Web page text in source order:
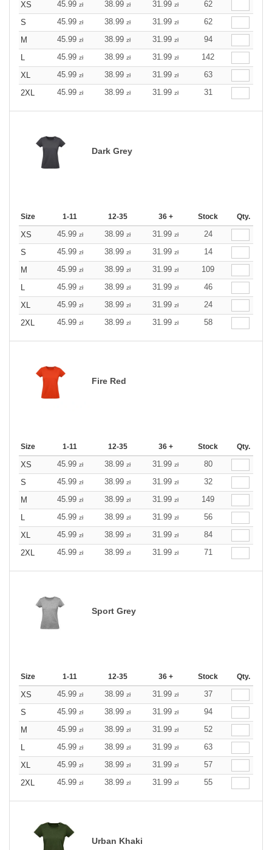
XS 45.99 zł 38.99 zł 31.99 zł
62
S
45.99 zł 38.99 zł 31.99 zł
62
M
45.99 zł 38.99 zł 31.99 zł
94
L
45.99 zł 38.99 zł 31.99 zł
142
XL
45.99 zł 38.99 zł 31.99 zł
63
2XL
45.99 zł 38.99 zł 31.99 zł 31
Dark Grey
Size 1-11 12-35 36 + Stock Qty.
XS 45.99 zł 38.99 zł 31.99 zł
24
S
45.99 zł 38.99 zł 31.99 zł
14
M
45.99 zł 38.99 zł 31.99 zł
109
L
45.99 zł 38.99 zł 31.99 zł
46
XL
45.99 zł 38.99 zł 31.99 zł
24
2XL
45.99 zł 38.99 zł 31.99 zł 58
Fire Red
Size 1-11 12-35 36 + Stock Qty.
XS 45.99 zł 38.99 zł 31.99 zł
80
S
45.99 zł 38.99 zł 31.99 zł
32
M
45.99 zł 38.99 zł 31.99 zł
149
L
45.99 zł 38.99 zł 31.99 zł
56
XL
45.99 zł 38.99 zł 31.99 zł
84
2XL
45.99 zł 38.99 zł 31.99 zł 71
Sport Grey
Size 1-11 12-35 36 + Stock Qty.
XS 45.99 zł 38.99 zł 31.99 zł
37
S
45.99 zł 38.99 zł 31.99 zł
94
M
45.99 zł 38.99 zł 31.99 zł
52
L
45.99 zł 38.99 zł 31.99 zł
63
XL
45.99 zł 38.99 zł 31.99 zł
57
2XL
45.99 zł 38.99 zł 31.99 zł 55
Urban Khaki